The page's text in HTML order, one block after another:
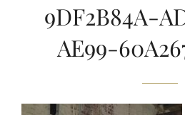
9DF2B84A-
AE99-